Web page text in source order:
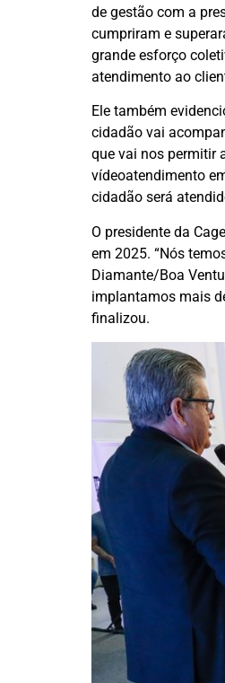
de gestão com a
cumpriram e
grande esforço
atendimento ao
Ele também
cidadão vai
que vai nos permitir
vídeoatendimento
cidadão será
O presidente da
em 2025. “Nós
Diamante/Boa
implantamos mais
finalizou.